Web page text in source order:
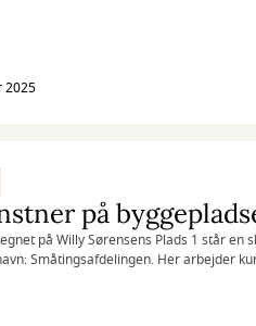
2025
på Willy Sørensens Plads 1 står en
Småtingsafdelingen. Her arbejder